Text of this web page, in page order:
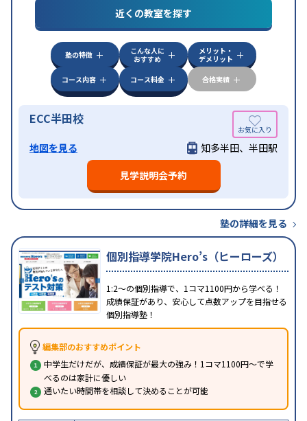
近くの教室を探す
塾の特徴
こんな人に
おすすめ
メリット・
デメリット
コース内容
コース料金 合格実績
ECC半田校
地図を見る
知多半田、半田駅
見学説明会予約
塾の詳細を見る
個別指導学院Hero’s（ヒーローズ）
1:2～の個別指導で、1コマ1100円から学べる！
成績保証があり、安心して点数アップを目指せる
個別指導塾！
編集部のおすすめポイント
中学生だけだが、成績保証が最大の強み！1コマ1100円～で学
べるのは家計に優しい
通いたい時間帯を相談して決めることが可能